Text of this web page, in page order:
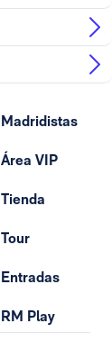
Madridistas
Área VIP
Tienda
Tour
Entradas
RM Play